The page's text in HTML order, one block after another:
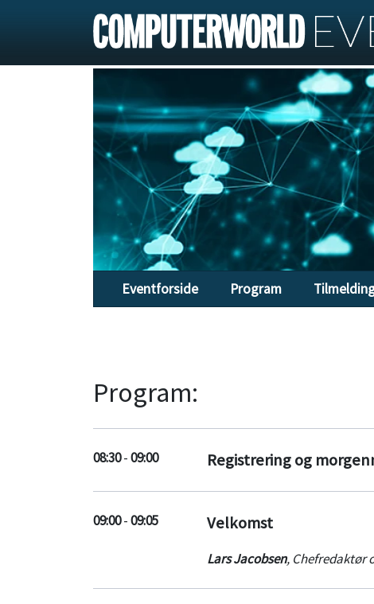
Eventforside Program
Program:
08:30-09:00 Registrering og
09:00-09:05 Velkomst
Lars Jacobsen, Chefredaktør